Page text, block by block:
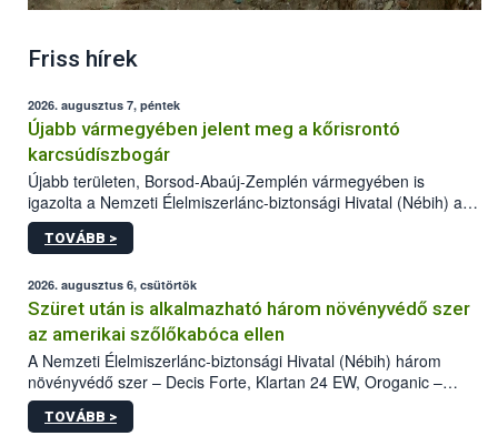
Friss hírek
2026. augusztus 7, péntek
Újabb vármegyében jelent meg a kőrisrontó
karcsúdíszbogár
Újabb területen, Borsod-Abaúj-Zemplén vármegyében is
igazolta a Nemzeti Élelmiszerlánc-biztonsági Hivatal (Nébih) a
kőrisrontó karcsúdíszbogár (Agrilus planipennis) jelenlétét. A
kártevőt nem csak színcsapdában találták meg, de már fertőzött
az intenzív felderítést, emellett az intézkedéseket a szlovák
hatósággal is összehangolják a terjedés megállítása érdekében.
TOVÁBB >
2026. augusztus 6, csütörtök
Szüret után is alkalmazható három növényvédő szer
az amerikai szőlőkabóca ellen
A Nemzeti Élelmiszerlánc-biztonsági Hivatal (Nébih) három
növényvédő szer – Decis Forte, Klartan 24 EW, Oroganic –
engedélyokiratát módosította, így azok a szüretet követően,
egészen a vesszőérettség (BBCH 91) stádiumáig
TOVÁBB >